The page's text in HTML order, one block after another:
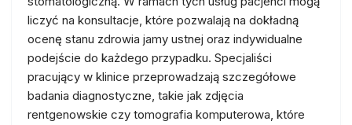
liczyć na konsultacje, które pozwalają na dokładną
ocenę stanu zdrowia jamy ustnej oraz indywidualne
podejście do każdego przypadku. Specjaliści
pracujący w klinice przeprowadzają szczegółowe
badania diagnostyczne, takie jak zdjęcia
rentgenowskie czy tomografia komputerowa, które